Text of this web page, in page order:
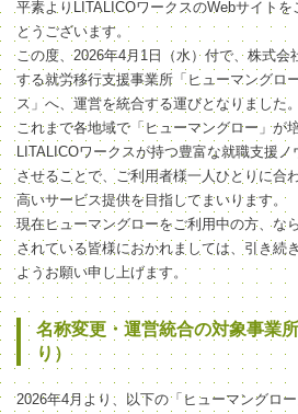
平素よりLITALICOワークスのWebサイト
とうございます。
この度、2026年4月1日（水）付で、株式会
する就労移行支援事業所「ヒューマングロ
ス」へ、運営を統合する運びとなりました
これまで各地域で「ヒューマングロー」が
LITALICOワークスが持つ豊富な就職支援
させることで、ご利用者様一人ひとりに合
高いサービス提供を目指してまいります。
現在ヒューマングローをご利用中の方、な
されている皆様におかれましては、引き続
ようお願い申し上げます。
名称変更・運営統合の対象事業
り）
2026年4月より、以下の「ヒューマングロ